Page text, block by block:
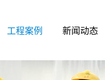
工程案例 新闻动态